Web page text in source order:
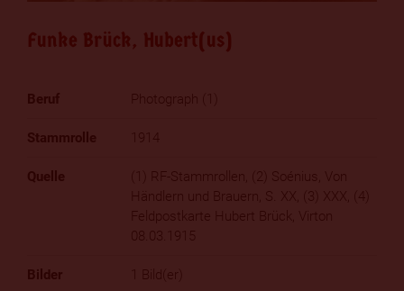
Funke Brück, Hubert(us)
Photograph (1)
1914
(1) RF-Stammrollen, (2) Soénius, Von
Händlern und Brauern, S. XX, (3) XXX, (4)
Feldpostkarte Hubert Brück, Virton
08.03.1915
1 Bild(er)